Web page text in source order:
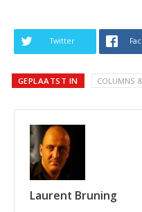
Twitter
GEPLAATST IN COLUMNS
Laurent Bruning